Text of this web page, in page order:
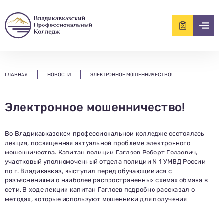
ГЛАВНАЯ НОВОСТИ ЭЛЕКТРОННОЕ МОШЕННИЧЕСТВО!
Электронное мошенничество!
Во Владикавказском профессиональном колледже состоялась
лекция, посвященная актуальной проблеме электронного
мошенничества. Капитан полиции Гаглоев Роберт Гелаевич,
участковый уполномоченный отдела полиции N 1 УМВД России
по г. Владикавказ, выступил перед обучающимися с
разъяснениями о наиболее распространенных схемах обмана в
сети. В ходе лекции капитан Гаглоев подробно рассказал о
методах, которые используют мошенники для получения